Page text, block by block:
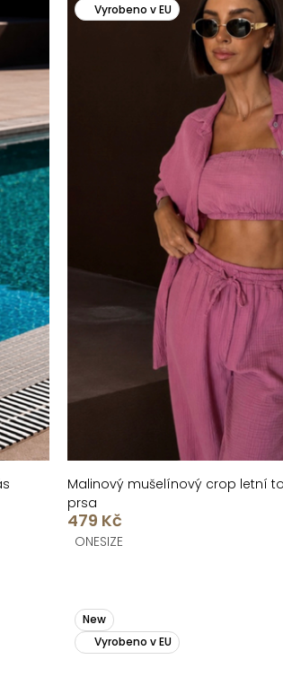
Vyrobeno v EU
Malinový mušelínový crop letní
prsa
479 Kč
ONESIZE
New
Vyrobeno v EU